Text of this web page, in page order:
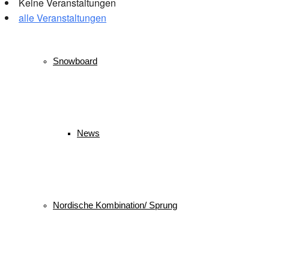
Snowboard
News
Nordische Kombination/ Sprung
alle Veranstaltungen